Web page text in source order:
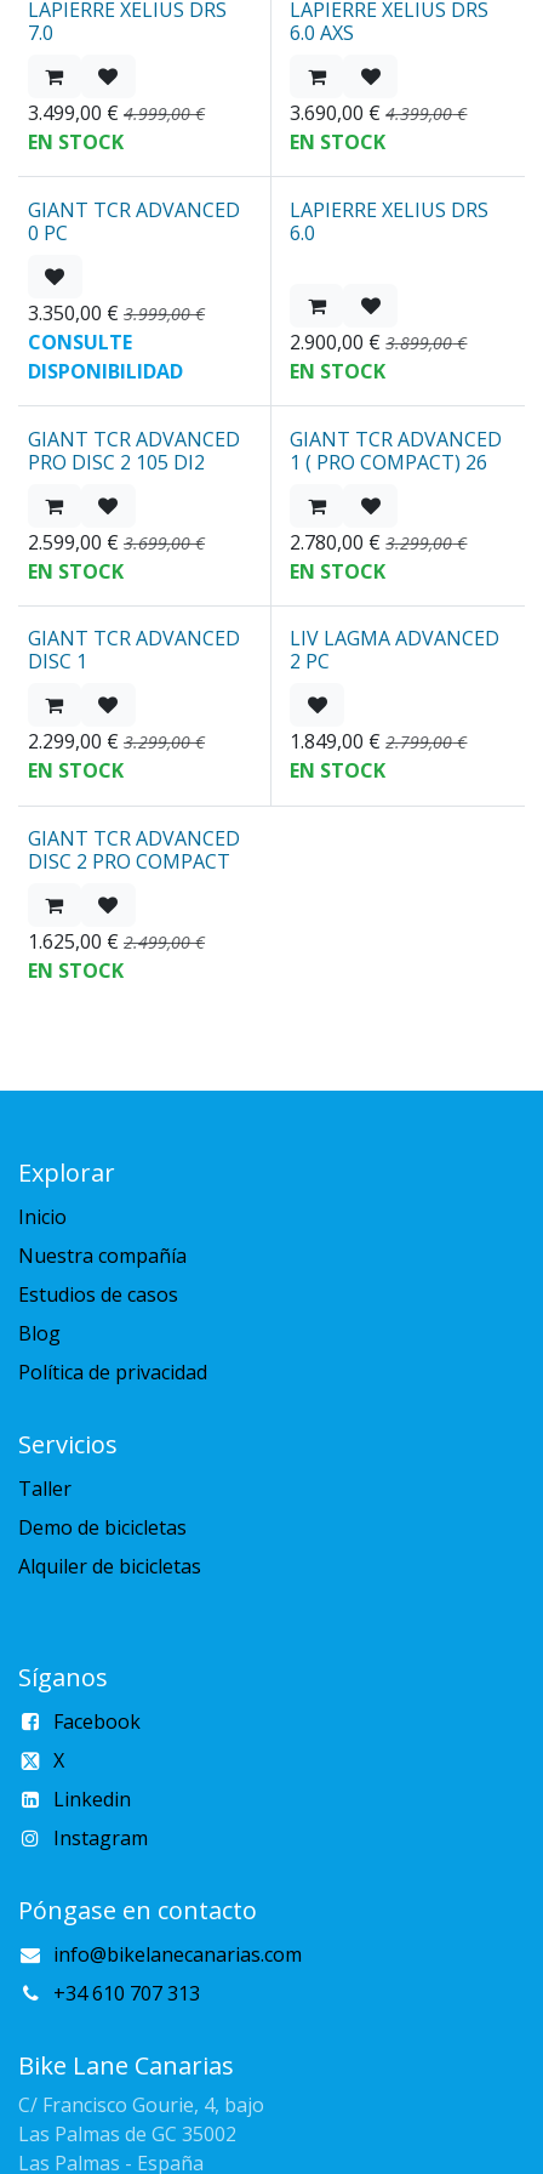
REBAJAS
LAPIERRE XELIUS DRS
7.0
3.499,00 € 4.999,00€
EN STOCK
Nuevo
LAPIERRE XELIUS DRS
6.0 AXS
3.690,00 € 4.399,00€
EN STOCK
REBAJAS
GIANT TCR ADVANCED
0 PC
3.350,00 € 3.999,00€
CONSULTE
DISPONIBILIDAD
Nuevo
LAPIERRE XELIUS DRS
6.0
2.900,00 € 3.899,00€
EN STOCK
REBAJAS
GIANT TCR ADVANCED
PRO DISC 2 105 DI2
2.599,00 € 3.699,00€
EN STOCK
Nuevo
GIANT TCR ADVANCED
1 ( PRO COMPACT) 26
2.780,00 € 3.299,00€
EN STOCK
OUTLET
GIANT TCR ADVANCED
DISC 1
2.299,00 € 3.299,00€
EN STOCK
REBAJAS
LIV LAGMA ADVANCED
2 PC
1.849,00 € 2.799,00€
EN STOCK
OUTLET
GIANT TCR ADVANCED
DISC 2 PRO COMPACT
1.625,00 € 2.499,00€
EN STOCK
Explorar
Inicio
Nuestra compañía
Estudios de casos
Blog
Política de privacidad
Servicios
Taller
Demo de bicicletas
Alquiler de bicicletas
Síganos
Facebook
X
Linkedin
Instagram
Póngase en contacto
info@bikelanecanarias.com
+34 610 707 313
Bike Lane Canarias
C/ Francisco Gourie, 4, bajo
Las Palmas de GC 35002
Las Palmas - España